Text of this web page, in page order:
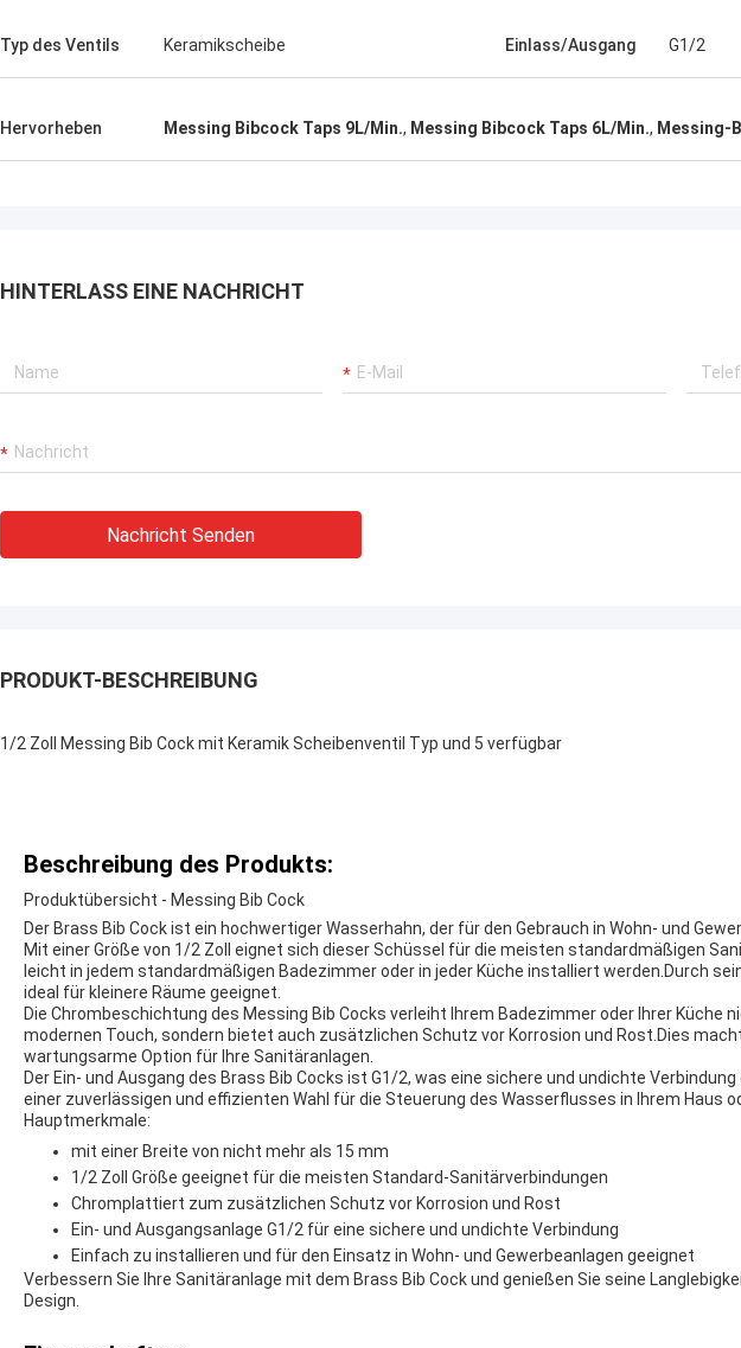
Typ des Ventils Keramikscheibe Einlass/Ausgang G1/2
Hervorheben Messing Bibcock Taps 9L/Min., Messing Bibcock Taps 6L/Min., Messing-
HINTERLASS EINE NACHRICHT
Nachricht Senden
PRODUKT-BESCHREIBUNG
1/2 Zoll Messing Bib Cock mit Keramik Scheibenventil Typ und 5 verfügbar
Beschreibung des Produkts:
Produktübersicht - Messing Bib Cock
Der Brass Bib Cock ist ein hochwertiger Wasserhahn, der für den Gebrauch in Wohn- und
Mit einer Größe von 1/2 Zoll eignet sich dieser Schüssel für die meisten standardmäßigen
leicht in jedem standardmäßigen Badezimmer oder in jeder Küche installiert werden.Durch
ideal für kleinere Räume geeignet.
Die Chrombeschichtung des Messing Bib Cocks verleiht Ihrem Badezimmer oder Ihrer Küche
modernen Touch, sondern bietet auch zusätzlichen Schutz vor Korrosion und Rost.Dies
wartungsarme Option für Ihre Sanitäranlagen.
Der Ein- und Ausgang des Brass Bib Cocks ist G1/2, was eine sichere und undichte
einer zuverlässigen und effizienten Wahl für die Steuerung des Wasserflusses in Ihrem Haus
Hauptmerkmale:
mit einer Breite von nicht mehr als 15 mm
1/2 Zoll Größe geeignet für die meisten Standard-Sanitärverbindungen
Chromplattiert zum zusätzlichen Schutz vor Korrosion und Rost
Ein- und Ausgangsanlage G1/2 für eine sichere und undichte Verbindung
Einfach zu installieren und für den Einsatz in Wohn- und Gewerbeanlagen geeignet
Verbessern Sie Ihre Sanitäranlage mit dem Brass Bib Cock und genießen Sie seine
Design.